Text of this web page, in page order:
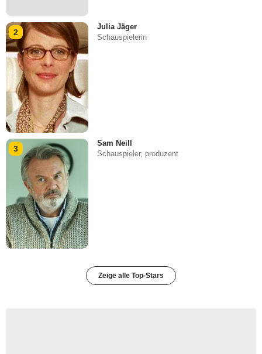
2
Julia Jäger
Schauspielerin
3
Sam Neill
Schauspieler, produzent
Zeige alle Top-Stars